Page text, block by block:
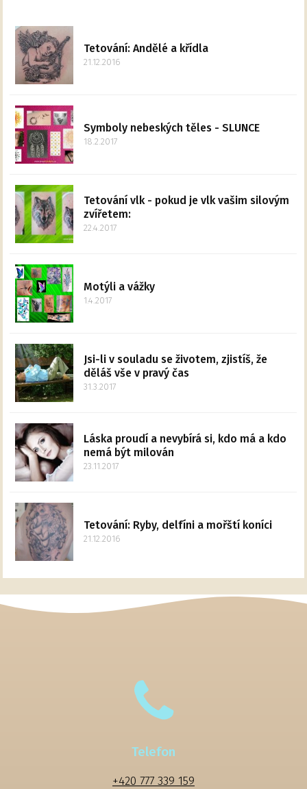
Tetování: Andělé a křídla
21.12.2016
Symboly nebeských těles - SLUNCE
18.2.2017
Tetování vlk - pokud je vlk vašim silovým
zvířetem:
22.4.2017
Motýli a vážky
1.4.2017
Jsi-li v souladu se životem, zjistíš, že
děláš vše v pravý čas
31.3.2017
Láska proudí a nevybírá si, kdo má a kdo
nemá být milován
23.11.2017
Tetování: Ryby, delfíni a mořští koníci
21.12.2016
Telefon
+420 777 339 159